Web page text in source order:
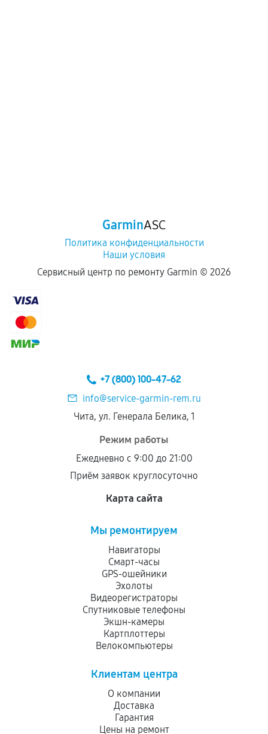
GarminASC
Политика конфиденциальности
Наши условия
Сервисный центр по ремонту Garmin © 2026
+7 (800) 100-47-62
info@service-garmin-rem.ru
Чита, ул. Генерала Белика, 1
Режим работы
Ежедневно с 9:00 до 21:00
Приём заявок круглосуточно
Карта сайта
Мы ремонтируем
Навигаторы
Смарт-часы
GPS-ошейники
Эхолоты
Видеорегистраторы
Спутниковые телефоны
Экшн-камеры
Картплоттеры
Велокомпьютеры
Клиентам центра
О компании
Доставка
Гарантия
Цены на ремонт